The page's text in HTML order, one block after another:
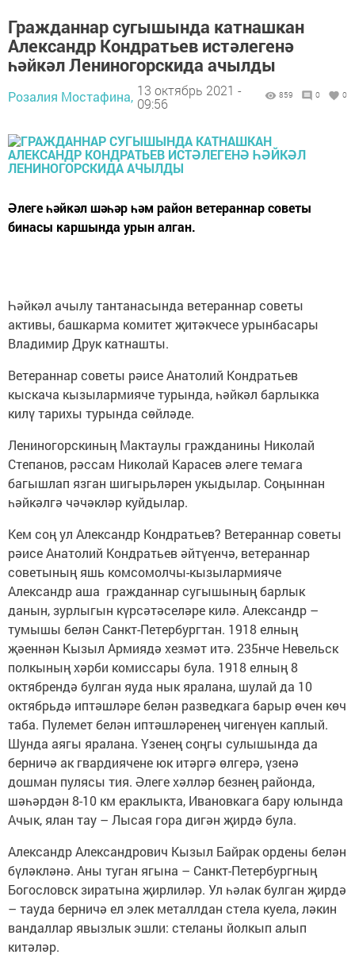
Гражданнар сугышында катнашкан
Александр Кондратьев истәлегенә
һәйкәл Лениногорскида ачылды
Розалия Мостафина, 13 октябрь 2021 -
09:56
859 0 0
Әлеге һәйкәл шәһәр һәм район ветераннар советы
бинасы каршында урын алган.
Һәйкәл ачылу тантанасында ветераннар советы
активы, башкарма комитет җитәкчесе урынбасары
Владимир Друк катнашты.
Ветераннар советы рәисе Анатолий Кондратьев
кыскача кызылармияче турында, һәйкәл барлыкка
килү тарихы турында сөйләде.
Лениногорскиның Мактаулы гражданины Николай
Степанов, рәссам Николай Карасев әлеге темага
багышлап язган шигырьләрен укыдылар. Соңыннан
һәйкәлгә чәчәкләр куйдылар.
Кем соң ул Александр Кондратьев? Ветераннар советы
рәисе Анатолий Кондратьев әйтүенчә, ветераннар
советының яшь комсомолчы-кызылармияче
Александр аша гражданнар сугышының барлык
данын, зурлыгын күрсәтәселәре килә. Александр –
тумышы белән Санкт-Петербургтан. 1918 елның
җәеннән Кызыл Армиядә хезмәт итә. 235нче Невельск
полкының хәрби комиссары була. 1918 елның 8
октябрендә булган яуда нык яралана, шулай да 10
октябрьдә иптәшләре белән разведкага барыр өчен көч
таба. Пулемет белән иптәшләренең чигенүен каплый.
Шунда аягы яралана. Үзенең соңгы сулышында да
берничә ак гвардиячене юк итәргә өлгерә, үзенә
дошман пулясы тия. Әлеге хәлләр безнең районда,
шәһәрдән 8-10 км ераклыкта, Ивановкага бару юлында
Ачык, ялан тау – Лысая гора дигән җирдә була.
Александр Александрович Кызыл Байрак ордены белән
бүләкләнә. Аны туган ягына – Санкт-Петербургның
Богословск зиратына җирлиләр. Ул һәлак булган җирдә
– тауда берничә ел элек металлдан стела куела, ләкин
вандаллар явызлык эшли: стеланы йолкып алып
китәләр.